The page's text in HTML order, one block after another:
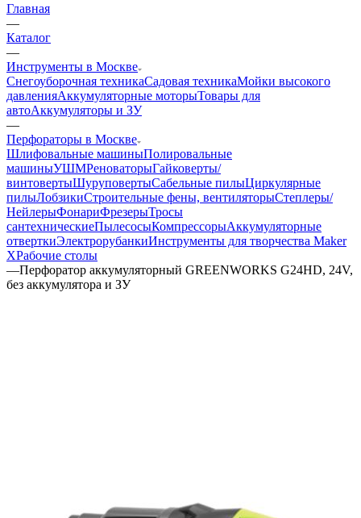
Главная
—
Каталог
—
Инструменты в Москве
Снегоуборочная техникаСадовая техникаМойки высокого
давленияАккумуляторные моторыТовары для
автоАккумуляторы и ЗУ
—
Перфораторы в Москве
Шлифовальные машиныПолировальные
машиныУШМРеноваторыГайковерты/
винтовертыШуруповертыСабельные пилыЦиркулярные
пилыЛобзикиСтроительные фены, вентиляторыСтеплеры/
НейлерыФонариФрезерыТросы
сантехническиеПылесосыКомпрессорыАккумуляторные
отверткиЭлектрорубанкиИнструменты для творчества Maker
XРабочие столы
—Перфоратор аккумуляторный GREENWORKS G24HD, 24V,
без аккумулятора и ЗУ